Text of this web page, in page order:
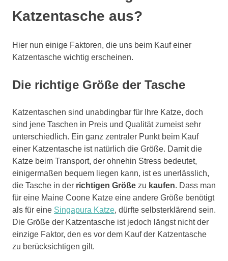
Katzentasche aus?
Hier nun einige Faktoren, die uns beim Kauf einer
Katzentasche wichtig erscheinen.
Die richtige Größe der Tasche
Katzentaschen sind unabdingbar für Ihre Katze, doch
sind jene Taschen in Preis und Qualität zumeist sehr
unterschiedlich. Ein ganz zentraler Punkt beim Kauf
einer Katzentasche ist natürlich die Größe. Damit die
Katze beim Transport, der ohnehin Stress bedeutet,
einigermaßen bequem liegen kann, ist es unerlässlich,
die Tasche in der richtigen Größe zu kaufen. Dass man
für eine Maine Coone Katze eine andere Größe benötigt
als für eine Singapura Katze, dürfte selbsterklärend sein.
Die Größe der Katzentasche ist jedoch längst nicht der
einzige Faktor, den es vor dem Kauf der Katzentasche
zu berücksichtigen gilt.